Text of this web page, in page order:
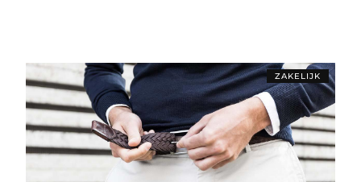
ZAKELIJK